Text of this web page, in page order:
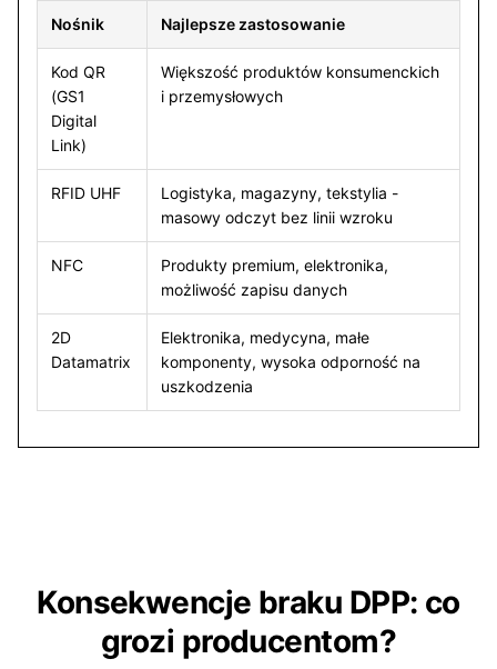
Nośnik Najlepsze zastosowanie
Kod QR
(GS1
Digital
Link)
Większość produktów konsumenckich
i przemysłowych
RFID UHF
Logistyka, magazyny, tekstylia -
masowy odczyt bez linii wzroku
NFC
Produkty premium, elektronika,
możliwość zapisu danych
2D
Datamatrix
Elektronika, medycyna, małe
komponenty, wysoka odporność na
uszkodzenia
Konsekwencje braku DPP: co
grozi producentom?